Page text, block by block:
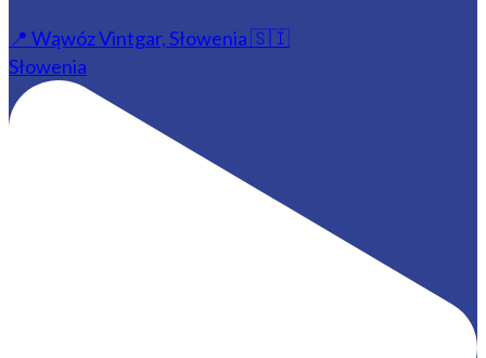
📍 Wąwóz Vintgar, Słowenia 🇸🇮
Słowenia